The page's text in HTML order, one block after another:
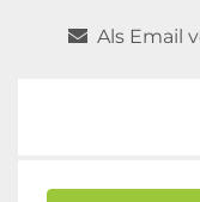
Als Email